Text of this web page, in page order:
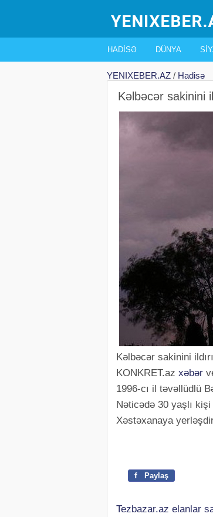
HADISƏ DÜNYA
YENIXEBER.AZ / Hadisə
Kəlbəcər sakinini
Kəlbəcər sakinini
KONKRET.az xəbər
1996-cı il təvəllüdlü
Nəticədə 30 yaşlı
Xəstəxanaya
f Paylaş
Tezbazar.az elanlar